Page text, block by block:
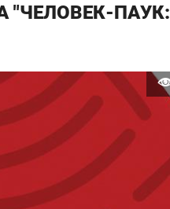
"ЧЕЛОВЕК-ПАУК: